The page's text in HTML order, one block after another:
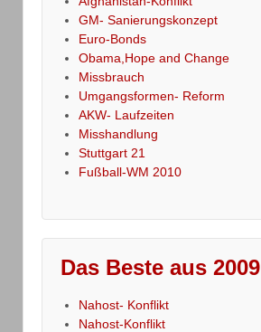
GM- Sanierungskonzept
Euro-Bonds
Obama,Hope and Change
Missbrauch
Umgangsformen- Reform
AKW- Laufzeiten
Misshandlung
Stuttgart 21
Fußball-WM 2010
Das Beste aus 2009
Nahost- Konflikt
Nahost-Konflikt